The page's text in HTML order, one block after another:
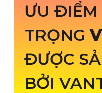
ƯU ĐIỂM
TRỌNG
ĐƯỢC
BỞI